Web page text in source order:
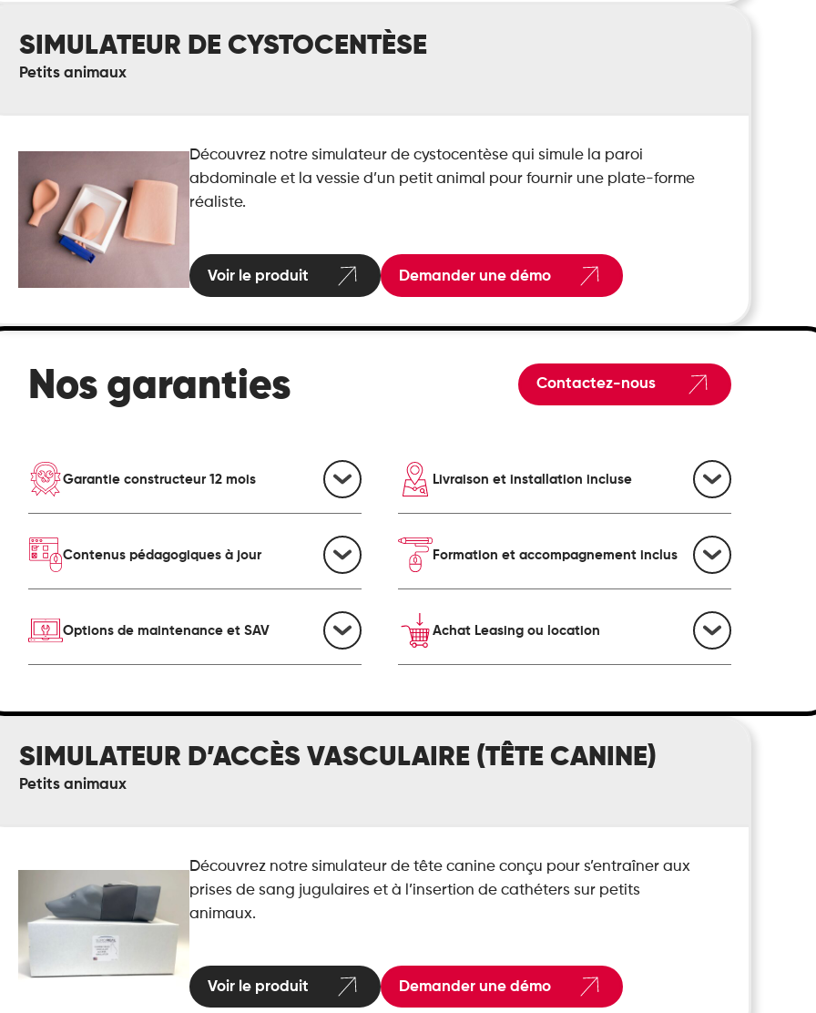
SIMULATEUR DE CYSTOCENTÈSE
Petits animaux
Découvrez notre simulateur de cystocentèse qui simule la paroi
abdominale et la vessie d’un petit animal pour fournir une plate-forme
réaliste.
Voir le produit Demander une démo
Nos garanties Contactez-nous
Garantie constructeur 12 mois Livraison et installation incluse
Contenus pédagogiques à jour Formation et accompagnement inclus
Options de maintenance et SAV Achat Leasing ou location
SIMULATEUR D’ACCÈS VASCULAIRE (TÊTE CANINE)
Petits animaux
Découvrez notre simulateur de tête canine conçu pour s’entraîner aux
prises de sang jugulaires et à l’insertion de cathéters sur petits
animaux.
Voir le produit Demander une démo